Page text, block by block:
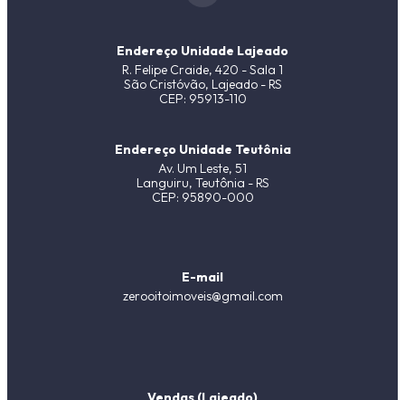
Endereço Unidade Lajeado
R. Felipe Craide, 420 - Sala 1
São Cristóvão, Lajeado - RS
CEP: 95913-110
Endereço Unidade Teutônia
Av. Um Leste, 51
Languiru, Teutônia - RS
CEP: 95890-000
E-mail
zerooitoimoveis@gmail.com